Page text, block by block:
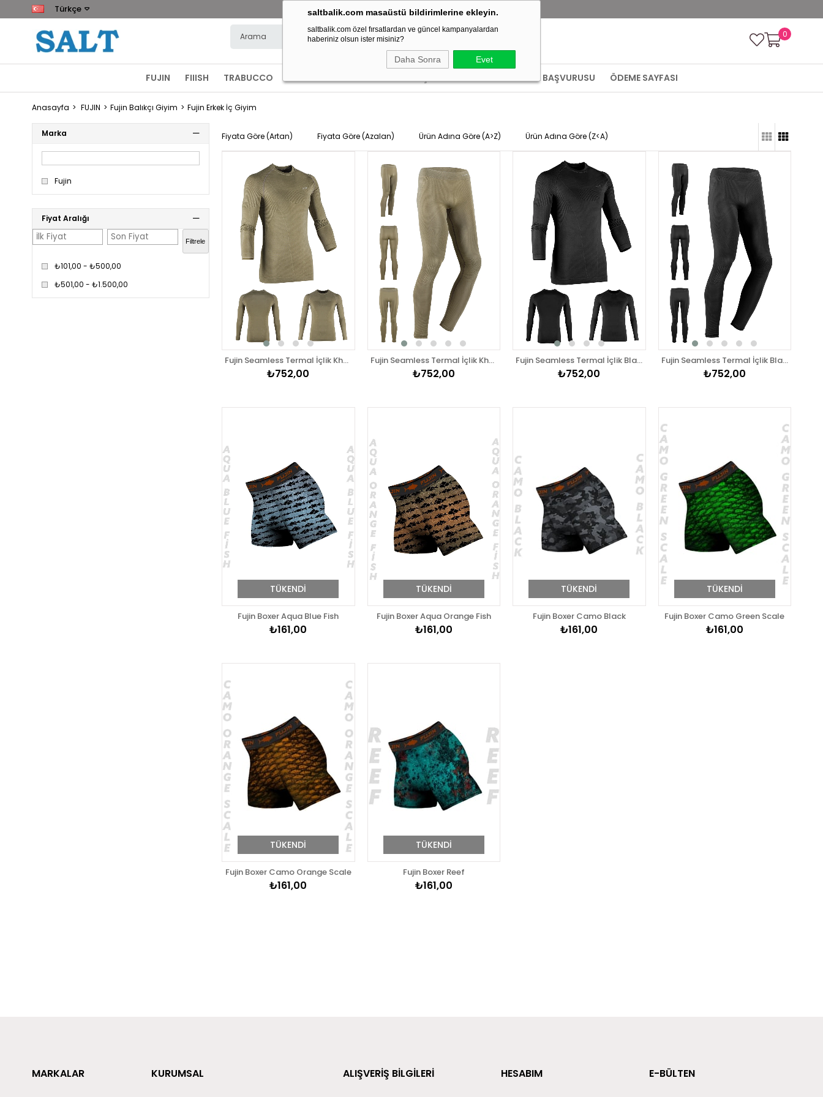
saltbalik.com masaüstü bildirimlerine ekleyin.
saltbalik.com özel fırsatlardan ve güncel kampanyalardan
haberiniz olsun ister misiniz?
Daha Sonra Evet
BAYİLİK BAŞVURUSU YAP! SATIŞ NOKTALARIMIZI GÖR!
0
Türkçe
FUJIN FIIISH TRABUCCO BAYİLİK BAŞVURUSU ÖDEME SAYFASI
Anasayfa FUJIN Fujin Balıkçı Giyim Fujin Erkek İç Giyim
Marka
Fujin
Fiyat Aralığı
Filtrele
₺101,00 - ₺500,00
₺501,00 - ₺1.500,00
Fiyata Göre (Artan) Fiyata Göre (Azalan) Ürün Adına Göre (A>Z) Ürün Adına Göre (Z<A)
Fujin Seamless Termal İçlik Khaki Üst
₺752,00
Fujin Seamless Termal İçlik Khaki Alt
₺752,00
Fujin Seamless Termal İçlik Black Üst
₺752,00
Fujin Seamless Termal İçlik Black Alt
₺752,00
TÜKENDI
Fujin Boxer Aqua Blue Fish
₺161,00
TÜKENDI
Fujin Boxer Aqua Orange Fish
₺161,00
TÜKENDI
Fujin Boxer Camo Black
₺161,00
TÜKENDI
Fujin Boxer Camo Green Scale
₺161,00
TÜKENDI
Fujin Boxer Camo Orange Scale
₺161,00
TÜKENDI
Fujin Boxer Reef
₺161,00
MARKALAR KURUMSAL ALIŞVERİŞ BİLGİLERİ HESABIM E-BÜLTEN